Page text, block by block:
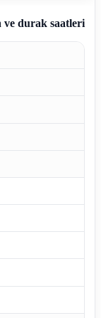
ve durak saatleri